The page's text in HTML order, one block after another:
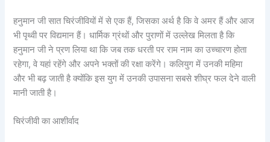
हनुमान जी सात चिरंजीवियों में से एक हैं, जिसका अर्थ है कि वे अमर हैं और आज
भी पृथ्वी पर विद्यमान हैं। धार्मिक ग्रंथों और पुराणों में उल्लेख मिलता है कि
हनुमान जी ने प्रण लिया था कि जब तक धरती पर राम नाम का उच्चारण होता
रहेगा, वे यहां रहेंगे और अपने भक्तों की रक्षा करेंगे। कलियुग में उनकी महिमा
और भी बढ़ जाती है क्योंकि इस युग में उनकी उपासना सबसे शीघ्र फल देने वाली
मानी जाती है।
चिरंजीवी का आशीर्वाद